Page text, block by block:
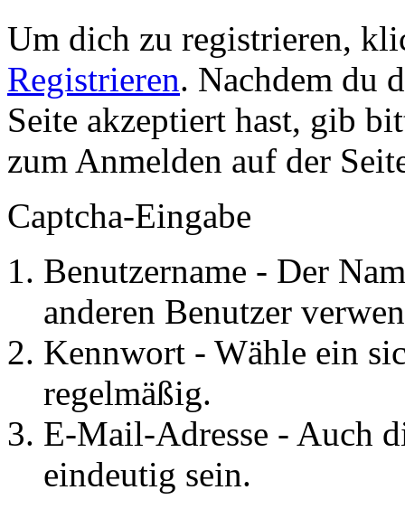
Um dich zu registrieren,
Registrieren. Nachdem du
Seite akzeptiert hast, gib
zum Anmelden auf der
Captcha-Eingabe
Benutzername - Der
anderen Benutzer
Kennwort - Wähle ein
regelmäßig.
E-Mail-Adresse - Auch
eindeutig sein.